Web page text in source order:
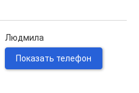
Людмила
Показать телефон